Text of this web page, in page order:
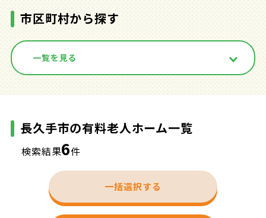
市区町村から探す
一覧を見る
長久手市の有料老人ホーム一覧
検索結果6件
一括選択する